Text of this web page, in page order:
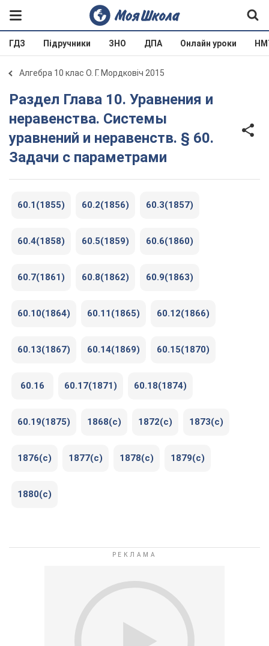
ГДЗ Підручники ЗНО ДПА Онлайн уроки
Алгебра 10 клас О. Г. Мордковіч 2015
Раздел Глава 10. Уравнения и
неравенства. Системы
уравнений и неравенств. § 60.
Задачи с параметрами
60.1(1855) 60.2(1856) 60.3(1857)
60.4(1858) 60.5(1859) 60.6(1860)
60.7(1861) 60.8(1862) 60.9(1863)
60.10(1864) 60.11(1865) 60.12(1866)
60.13(1867) 60.14(1869) 60.15(1870)
60.16 60.17(1871) 60.18(1874)
60.19(1875) 1868(c) 1872(c) 1873(c)
1876(c) 1877(c) 1878(c) 1879(c)
1880(c)